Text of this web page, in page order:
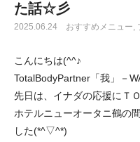
た話☆彡
2025.06.24 おすすめメニュー
こんにちは(^^♪
TotalBodyPartner「我」－
先日は、イナダの応援にＴ
ホテルニューオータニ鶴の
した(*^▽^*)